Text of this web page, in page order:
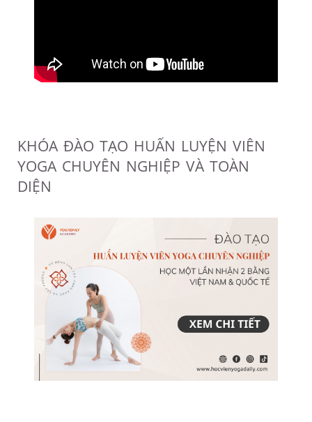
KHÓA ĐÀO TẠO HUẤN LUYỆN VIÊN
YOGA CHUYÊN NGHIỆP VÀ TOÀN
DIỆN